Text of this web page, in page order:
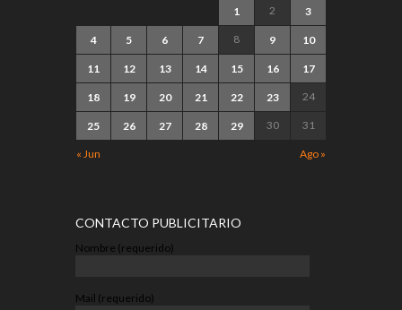
« Jun Ago »
1 2 3
4 5 6 7 8 9 10
11 12 13 14 15 16 17
18 19 20 21 22 23 24
25 26 27 28 29 30 31
CONTACTO PUBLICITARIO
Nombre (requerido)
Mail (requerido)